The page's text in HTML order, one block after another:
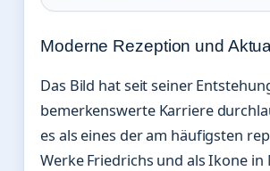
Moderne Rezeption und
Das Bild hat seit seiner
bemerkenswerte Karriere
es als eines der am häufigsten
Werke Friedrichs und als Ikone in